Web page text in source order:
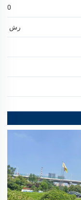
30 كيلو نيوتن
رش